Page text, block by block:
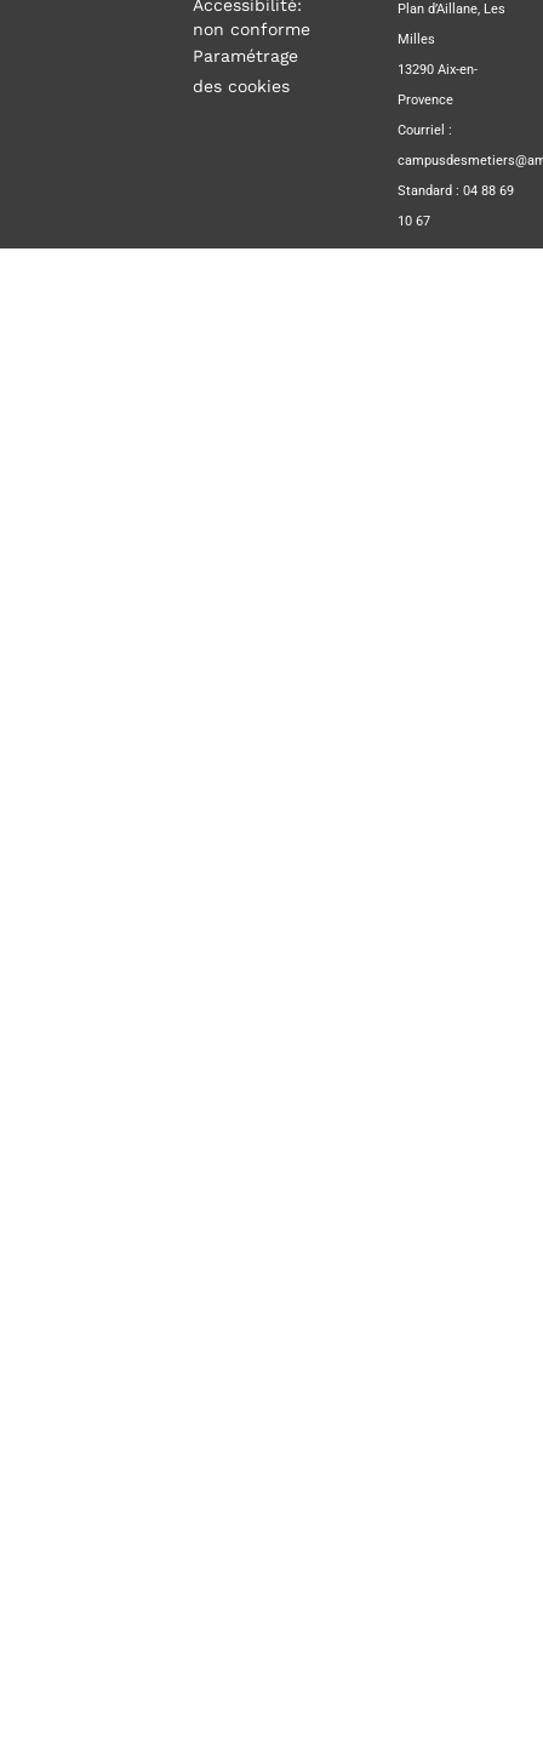
Accessibilité:
non conforme
Paramétrage
des cookies
Plan d’Aillane, Les
Milles
13290 Aix-en-
Provence
Courriel :
Standard : 04 88 69
10 67